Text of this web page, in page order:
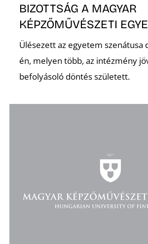
BIZOTTSÁG A MAGYAR
KÉPZŐMŰVÉSZETI
Ülésezett az egyetem szenátusa
én, melyen több, az intézmény
befolyásoló döntés született.